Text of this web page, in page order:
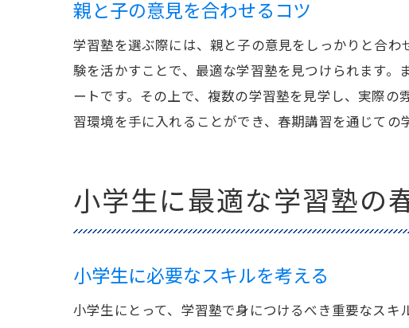
親と子の意見を合わせるコツ
学習塾を選ぶ際には、親と子の意見をしっかりと合
験を活かすことで、最適な学習塾を見つけられます
ートです。その上で、複数の学習塾を見学し、実際
習環境を手に入れることができ、春期講習を通じての
小学生に最適な学習塾の
小学生に必要なスキルを考える
小学生にとって、学習塾で身につけるべき重要なス